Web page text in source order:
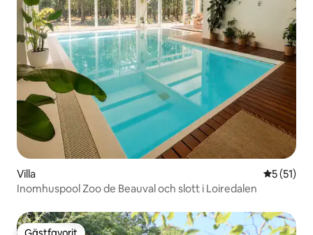
Villa 5 av 5 i
5 (51)
Inomhuspool Zoo de Beauval och slott i Loiredalen